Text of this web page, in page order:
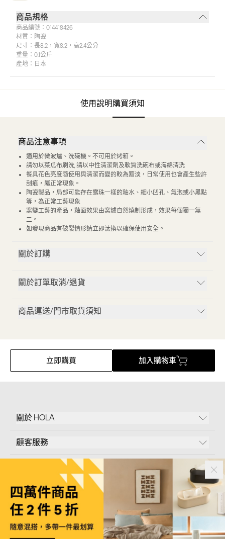
商品規格
商品編號： 014418426
材質： 陶瓷
尺寸： 長8.2，寬8.2，高2.4公分
重量： 0.1公斤
產地： 日本
使用說明購買須知
商品注意事項
適用於微波爐、洗碗機。不可用於烤箱。
請勿以菜瓜布刷洗, 請以中性清潔劑及軟質洗碗布或海綿清洗
餐具花色亮度隨使用與清潔而變的較為黯淡，日常使用也會產生些許
刮痕，屬正常現象。
陶瓷製品，局部可能存在露珠一樣的釉水、細小凹孔、氣泡或小黑點
等，為正常工藝現象
窯變工藝的產品，釉面效果由窯爐自然燒制形成，效果每個獨一無
二。
如發現商品有破裂情形請立即汰換以確保使用安全。
關於訂購
關於訂單取消/退貨
商品運送/門市取貨須知
立即購買 加入購物車
關於 HOLA
顧客服務
和樂家居股份有限公司｜臺北市內湖區新湖三路23號5樓
Follow Us